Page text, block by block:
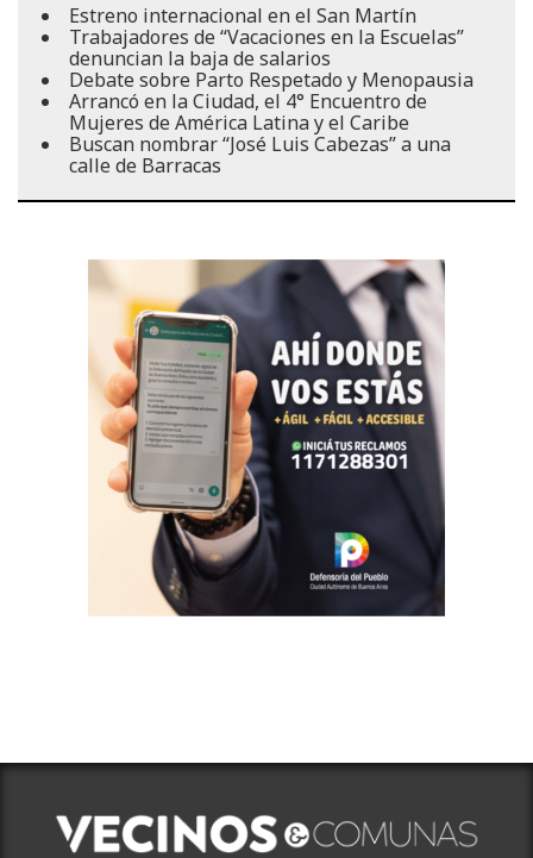
Estreno internacional en el San Martín
Trabajadores de “Vacaciones en la Escuelas”
denuncian la baja de salarios
Debate sobre Parto Respetado y Menopausia
Arrancó en la Ciudad, el 4° Encuentro de
Mujeres de América Latina y el Caribe
Buscan nombrar “José Luis Cabezas” a una
calle de Barracas